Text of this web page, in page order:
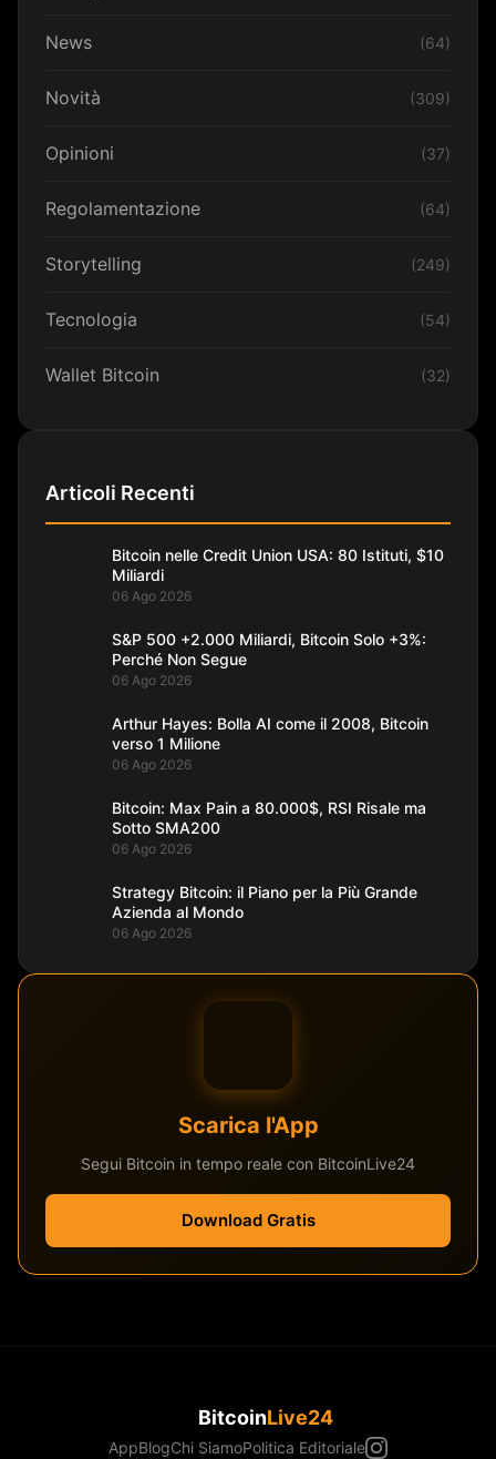
News (64)
Novità (309)
Opinioni (37)
Regolamentazione (64)
Storytelling (249)
Tecnologia (54)
Wallet Bitcoin (32)
Articoli Recenti
Bitcoin nelle Credit Union USA: 80 Istituti, $10
Miliardi
06 Ago 2026
S&P 500 +2.000 Miliardi, Bitcoin Solo +3%:
Perché Non Segue
06 Ago 2026
Arthur Hayes: Bolla AI come il 2008, Bitcoin
verso 1 Milione
06 Ago 2026
Bitcoin: Max Pain a 80.000$, RSI Risale ma
Sotto SMA200
06 Ago 2026
Strategy Bitcoin: il Piano per la Più Grande
Azienda al Mondo
06 Ago 2026
Scarica l'App
Segui Bitcoin in tempo reale con BitcoinLive24
Download Gratis
BitcoinLive24
AppBlogChi SiamoPolitica Editoriale